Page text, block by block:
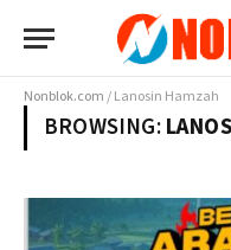
Nonblok.com/Lanosin Hamzah
BROWSING: